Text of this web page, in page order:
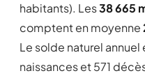
habitants). Les38 665
comptent en moyenne
Le solde naturel annuel
naissances et 571